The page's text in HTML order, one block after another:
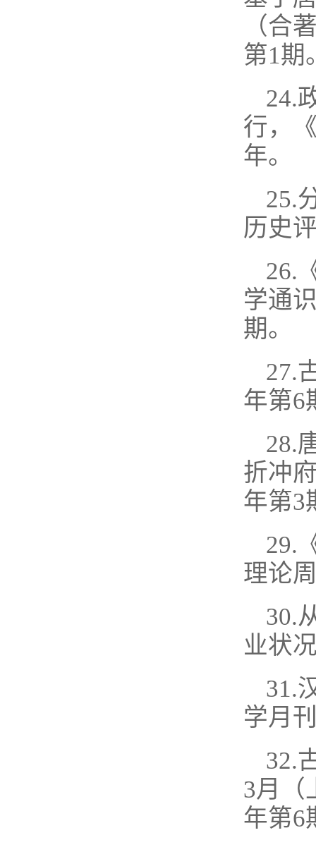
（合
第1期
24.
行，
年。
25.
历史
26.
学通
期。
27.
年第6
28.
折冲
年第3
29.
理论
30.
业状
31.
学月
32.
3月（
年第6